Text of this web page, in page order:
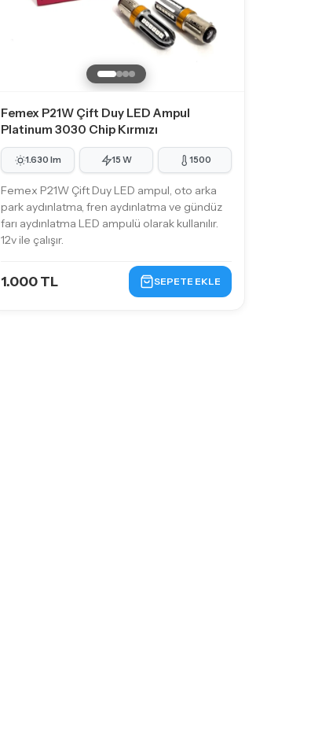
Femex P21W Çift Duy LED Ampul
Platinum 3030 Chip Kırmızı
1.630 lm 15 W 1500
Femex P21W Çift Duy LED ampul, oto arka
park aydınlatma, fren aydınlatma ve gündüz
farı aydınlatma LED ampulü olarak kullanılır.
12v ile çalışır.
1.000 TL SEPETE EKLE